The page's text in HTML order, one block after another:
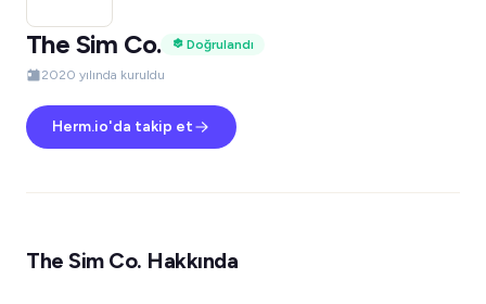
The Sim Co.
Doğrulandı
2020 yılında kuruldu
Herm.io'da takip et
The Sim Co. Hakkında